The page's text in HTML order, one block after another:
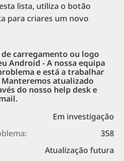
lista, utiliza o botão
para criares um novo
carregamento ou logo
Android - A nossa equipa
e está a trabalhar
atualizado
do nosso help desk e
Em investigação
358
Atualização futura